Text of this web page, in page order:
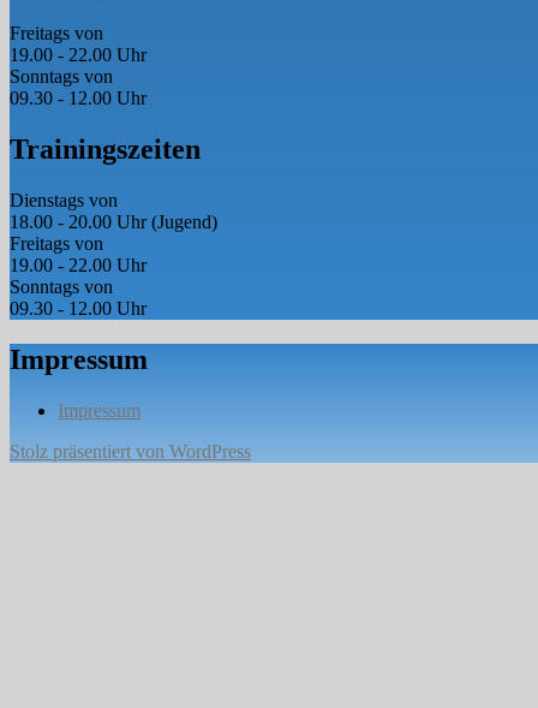
Freitags von
19.00 - 22.00 Uhr
Sonntags von
09.30 - 12.00 Uhr
Trainingszeiten
Dienstags von
18.00 - 20.00 Uhr (Jugend)
Freitags von
19.00 - 22.00 Uhr
Sonntags von
09.30 - 12.00 Uhr
Impressum
Impressum
Stolz präsentiert von WordPress